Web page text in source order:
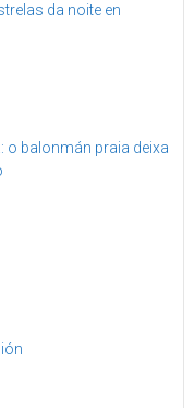
da noite en
o balonmán praia deixa